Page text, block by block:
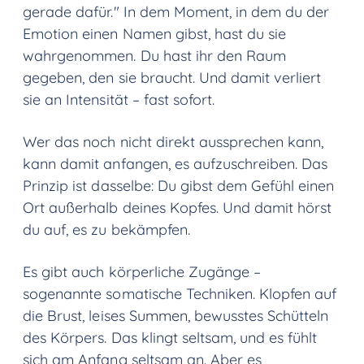
gerade dafür." In dem Moment, in dem du der
Emotion einen Namen gibst, hast du sie
wahrgenommen. Du hast ihr den Raum
gegeben, den sie braucht. Und damit verliert
sie an Intensität – fast sofort.
Wer das noch nicht direkt aussprechen kann,
kann damit anfangen, es aufzuschreiben. Das
Prinzip ist dasselbe: Du gibst dem Gefühl einen
Ort außerhalb deines Kopfes. Und damit hörst
du auf, es zu bekämpfen.
Es gibt auch körperliche Zugänge –
sogenannte somatische Techniken. Klopfen auf
die Brust, leises Summen, bewusstes Schütteln
des Körpers. Das klingt seltsam, und es fühlt
sich am Anfang seltsam an. Aber es